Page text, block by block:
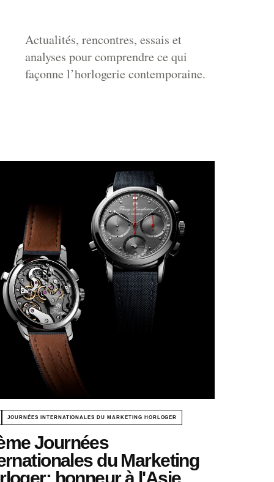
Actualités, rencontres, essais et
analyses pour comprendre ce qui
façonne l’horlogerie contemporaine.
JOURNÉES INTERNATIONALES DU MARKETING HORLOGER
Journées
du Marketing
honneur à l'Asie